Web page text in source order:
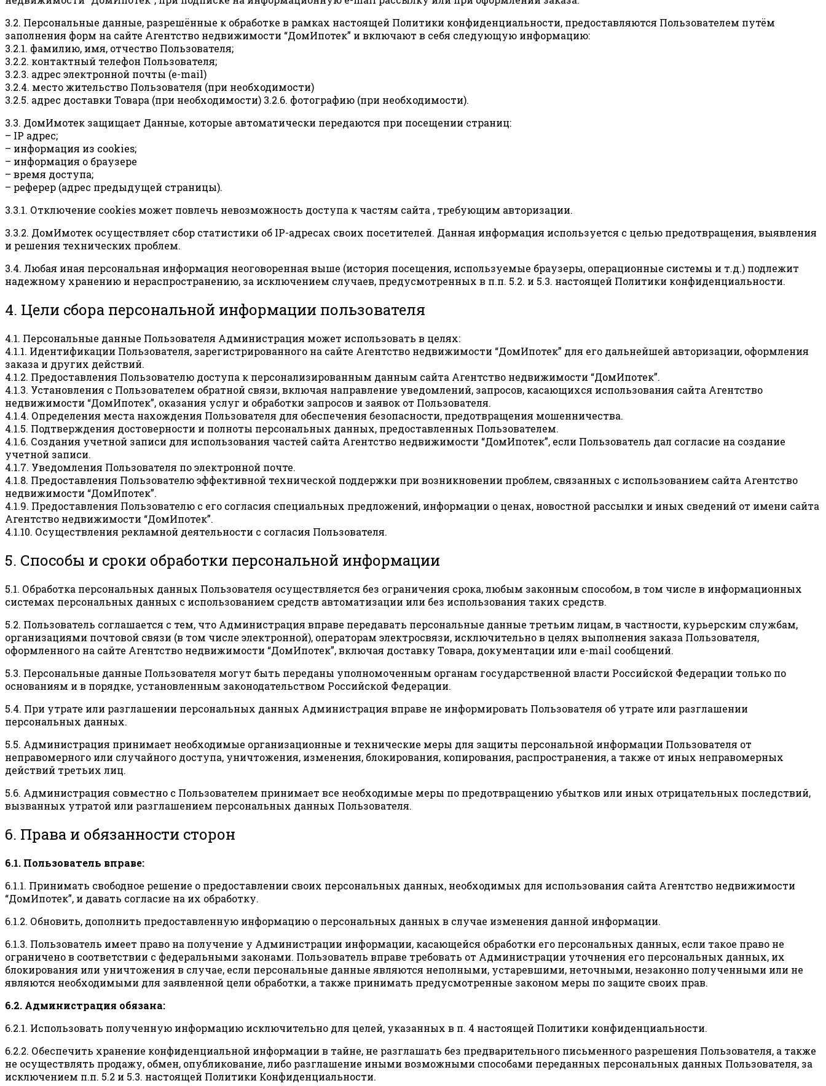
3.2. Персональные данные, разрешённые к обработке в рамках настоящей Политики конфиденциальности, предоставляются Пользователем путём
заполнения форм на сайте Агентство недвижимости “ДомИпотек” и включают в себя следующую информацию:
3.2.1. фамилию, имя, отчество Пользователя;
3.2.2. контактный телефон Пользователя;
3.2.3. адрес электронной почты (e-mail)
3.2.4. место жительство Пользователя (при необходимости)
3.2.5. адрес доставки Товара (при необходимости) 3.2.6. фотографию (при необходимости).
3.3. ДомИмотек защищает Данные, которые автоматически передаются при посещении страниц:
– IP адрес;
– информация из cookies;
– информация о браузере
– время доступа;
– реферер (адрес предыдущей страницы).
3.3.1. Отключение cookies может повлечь невозможность доступа к частям сайта , требующим авторизации.
3.3.2. ДомИмотек осуществляет сбор статистики об IP-адресах своих посетителей. Данная информация используется с целью предотвращения, выявления
и решения технических проблем.
3.4. Любая иная персональная информация неоговоренная выше (история посещения, используемые браузеры, операционные системы и т.д.) подлежит
надежному хранению и нераспространению, за исключением случаев, предусмотренных в п.п. 5.2. и 5.3. настоящей Политики конфиденциальности.
4. Цели сбора персональной информации пользователя
4.1. Персональные данные Пользователя Администрация может использовать в целях:
4.1.1. Идентификации Пользователя, зарегистрированного на сайте Агентство недвижимости “ДомИпотек” для его дальнейшей авторизации, оформления
заказа и других действий.
4.1.2. Предоставления Пользователю доступа к персонализированным данным сайта Агентство недвижимости “ДомИпотек”.
4.1.3. Установления с Пользователем обратной связи, включая направление уведомлений, запросов, касающихся использования сайта Агентство
недвижимости “ДомИпотек”, оказания услуг и обработки запросов и заявок от Пользователя.
4.1.4. Определения места нахождения Пользователя для обеспечения безопасности, предотвращения мошенничества.
4.1.5. Подтверждения достоверности и полноты персональных данных, предоставленных Пользователем.
4.1.6. Создания учетной записи для использования частей сайта Агентство недвижимости “ДомИпотек”, если Пользователь дал согласие на создание
учетной записи.
4.1.7. Уведомления Пользователя по электронной почте.
4.1.8. Предоставления Пользователю эффективной технической поддержки при возникновении проблем, связанных с использованием сайта Агентство
недвижимости “ДомИпотек”.
4.1.9. Предоставления Пользователю с его согласия специальных предложений, информации о ценах, новостной рассылки и иных сведений от имени сайта
Агентство недвижимости “ДомИпотек”.
4.1.10. Осуществления рекламной деятельности с согласия Пользователя.
5. Способы и сроки обработки персональной информации
5.1. Обработка персональных данных Пользователя осуществляется без ограничения срока, любым законным способом, в том числе в информационных
системах персональных данных с использованием средств автоматизации или без использования таких средств.
5.2. Пользователь соглашается с тем, что Администрация вправе передавать персональные данные третьим лицам, в частности, курьерским службам,
организациями почтовой связи (в том числе электронной), операторам электросвязи, исключительно в целях выполнения заказа Пользователя,
оформленного на сайте Агентство недвижимости “ДомИпотек”, включая доставку Товара, документации или e-mail сообщений.
5.3. Персональные данные Пользователя могут быть переданы уполномоченным органам государственной власти Российской Федерации только по
основаниям и в порядке, установленным законодательством Российской Федерации.
5.4. При утрате или разглашении персональных данных Администрация вправе не информировать Пользователя об утрате или разглашении
персональных данных.
5.5. Администрация принимает необходимые организационные и технические меры для защиты персональной информации Пользователя от
неправомерного или случайного доступа, уничтожения, изменения, блокирования, копирования, распространения, а также от иных неправомерных
действий третьих лиц.
5.6. Администрация совместно с Пользователем принимает все необходимые меры по предотвращению убытков или иных отрицательных последствий,
вызванных утратой или разглашением персональных данных Пользователя.
6. Права и обязанности сторон
6.1. Пользователь вправе:
6.1.1. Принимать свободное решение о предоставлении своих персональных данных, необходимых для использования сайта Агентство недвижимости
“ДомИпотек”, и давать согласие на их обработку.
6.1.2. Обновить, дополнить предоставленную информацию о персональных данных в случае изменения данной информации.
6.1.3. Пользователь имеет право на получение у Администрации информации, касающейся обработки его персональных данных, если такое право не
ограничено в соответствии с федеральными законами. Пользователь вправе требовать от Администрации уточнения его персональных данных, их
блокирования или уничтожения в случае, если персональные данные являются неполными, устаревшими, неточными, незаконно полученными или не
являются необходимыми для заявленной цели обработки, а также принимать предусмотренные законом меры по защите своих прав.
6.2. Администрация обязана:
6.2.1. Использовать полученную информацию исключительно для целей, указанных в п. 4 настоящей Политики конфиденциальности.
6.2.2. Обеспечить хранение конфиденциальной информации в тайне, не разглашать без предварительного письменного разрешения Пользователя, а также
не осуществлять продажу, обмен, опубликование, либо разглашение иными возможными способами переданных персональных данных Пользователя, за
исключением п.п. 5.2 и 5.3. настоящей Политики Конфиденциальности.